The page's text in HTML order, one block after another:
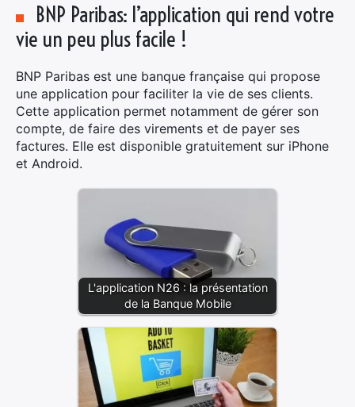
BNP Paribas: l’application qui rend votre
vie un peu plus facile !
BNP Paribas est une banque française qui propose
une application pour faciliter la vie de ses clients.
Cette application permet notamment de gérer son
compte, de faire des virements et de payer ses
factures. Elle est disponible gratuitement sur iPhone
et Android.
L'application N26 : la présentation
de la Banque Mobile